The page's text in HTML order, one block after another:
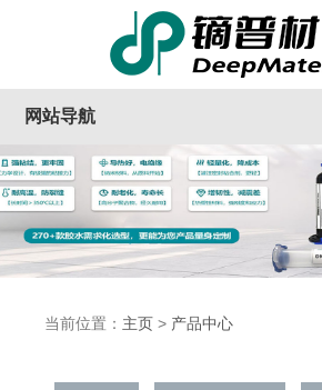
网站导航
当前位置： 主页 > 产品中心